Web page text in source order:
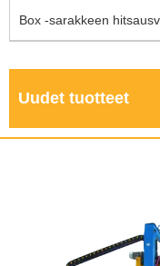
Box -sarakkeen
Uudet tuotteet